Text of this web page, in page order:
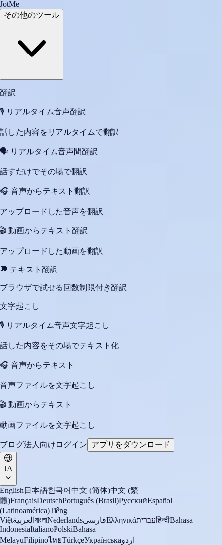
JotMe
その他のツール
翻訳
🎙️ リアルタイム音声翻訳
話した内容をリアルタイムで翻訳
🗣️ リアルタイム音声間翻訳
話すだけでその場で翻訳
🎧 音声からテキスト翻訳
アップロードした音声を翻訳
🎬 動画からテキスト翻訳
アップロードした動画を翻訳
💬 テキスト翻訳
ブラウザで試せる回数制限付き翻訳
文字起こし
🎙️ リアルタイム音声文字起こし
話した内容をその場でテキスト化
🎧 音声からテキスト
音声ファイルを文字起こし
🎬 動画からテキスト
動画ファイルを文字起こし
ブログ法人向け ログイン アプリをダウンロード
JA
English 日本語한국어 中文 (简体)中文 (繁
體)FrançaisDeutschPortuguês (Brasil)РусскийEspañol
(Latinoamérica)Tiếng
Việtالعربية বাংলাNederlandsفارسیΕλληνικάעבריתहिन्दीBahasa
IndonesiaItalianoPolskiBahasa
MelayuFilipinoไทยTürkçeУкраїнськаاردو